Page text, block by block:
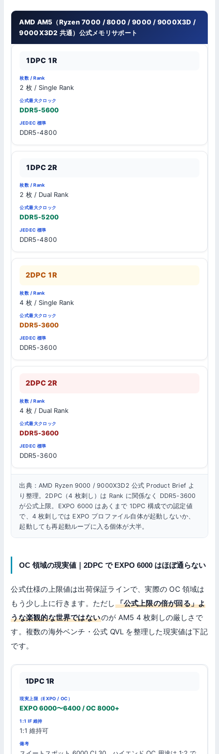
AMD AM5（Ryzen 7000 / 8000 / 9000 / 9000X3D /
9000X3D2 共通）公式メモリサポート
構
枚数
/
Rank
1DPC 1R
2 枚 / Single Rank
DDR5-5600
DDR5-4800
1DPC 2R
2 枚 / Dual Rank
DDR5-5200
DDR5-4800
2DPC 1R
4 枚 / Single Rank
DDR5-3600
DDR5-3600
2DPC 2R
4 枚 / Dual Rank
DDR5-3600
DDR5-3600
出典：AMD Ryzen 9000 / 9000X3D2 公式 Product Brief よ
り整理。2DPC（4 枚刺し）は Rank に関係なく DDR5-3600
が公式上限。EXPO 6000 はあくまで 1DPC 構成での認定値
で、4 枚刺しでは EXPO プロファイル自体が起動しないか、
起動しても再起動ループに入る個体が大半。
OC 領域の現実値｜2DPC で EXPO 6000 はほぼ通らない
公式仕様の上限値は出荷保証ラインで、実際の OC 領域は
もう少し上に行きます。ただし 「公式上限の倍が回る」よ
うな楽観的な世界ではないのが AM5 4 枚刺しの厳しさで
す。複数の海外ベンチ・公式 QVL を整理した現実値は下記
です。
成
限
（EXPO
/ OC）
持
1DPC 1R
EXPO 6000〜6400 / OC 8000+
1:1 維持可